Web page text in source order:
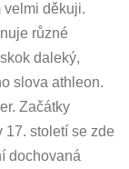
velmi děkuji.
různé
daleký,
slova athleon.
Začátky
17. století se zde
dochovaná